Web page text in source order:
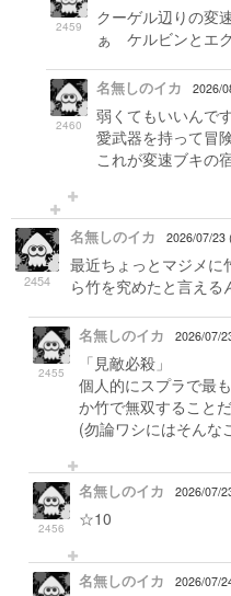
2459
クーゲル辺りの変
ぁ ケルビンとエ
2460
名無しのイカ 2026/
弱くてもいいんで
愛武器を持って冒
これが変速ブキの
2454
名無しのイカ 2026/07/23
最近ちょっとマジメに
ら竹を究めたと言え
2455
名無しのイカ 2026/07/
「見敵必殺」
個人的にスプラで最
か竹で無双すること
(勿論ワシにはそんな
2456
名無しのイカ 2026/07/
☆10
名無しのイカ 2026/07/